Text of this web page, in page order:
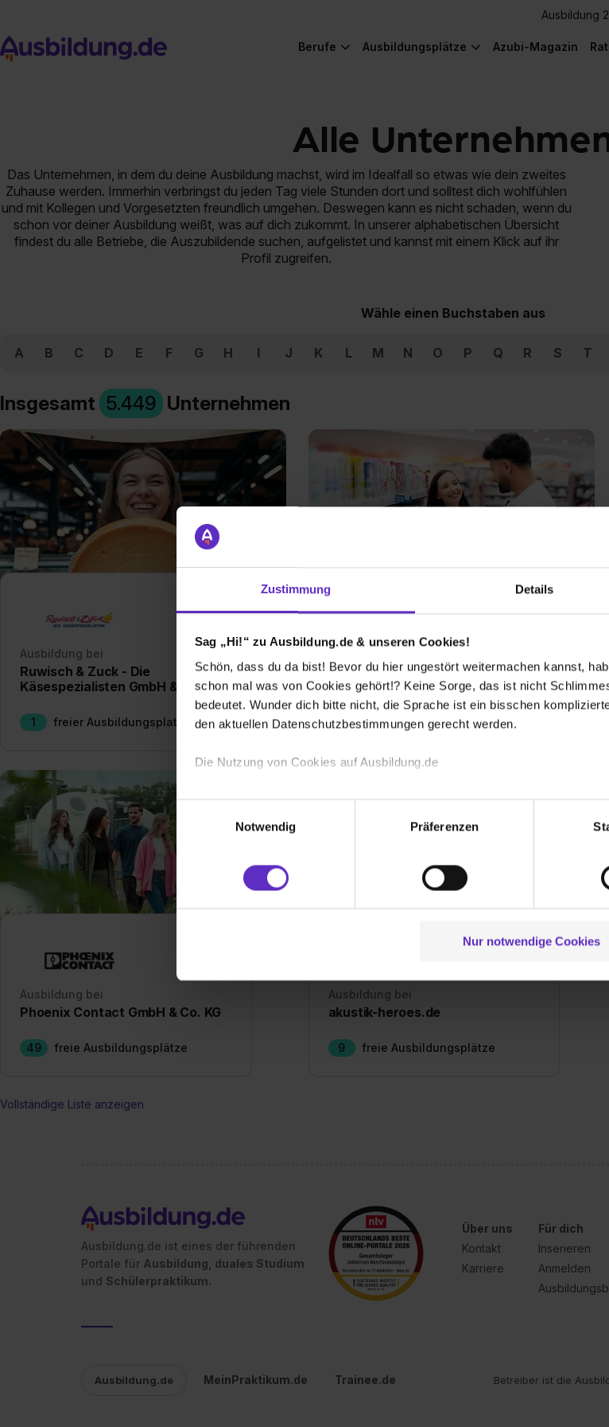
Zustimmung Details
Sag „Hi!“ zu Ausbildung.de & unseren Cookies!
Schön, dass du da bist! Bevor du hier ungestört weitermachen kannst,
schon mal was von Cookies gehört!? Keine Sorge, das ist nicht
bedeutet. Wunder dich bitte nicht, die Sprache ist ein bisschen
den aktuellen Datenschutzbestimmungen gerecht werden.
Die Nutzung von Cookies auf Ausbildung.de
Wir verwenden Cookies zur technischen Funktion unserer Webseite
Webseite getroffenen Einstellungen zu speichern ( „Präferenzen“), die
(„Statistiken“), um Informationen zu deiner Verwendung unserer Website
Partner führen diese Informationen möglicherweise mit weiteren Daten
zu. . In diesem Fall sowie bei der separaten Aktivierung von „Social Media
Erlaubnis hierfür kannst du auch später noch im Einzelfall bei dem
Verwendungszwecke zulassen, triff deine Auswahl über die Checkboxen
umfasst hierbei die Einwilligung zur Übermittlung deiner Daten in die USA
Notwendig
Präferenzen
Nur notwendige Cookies
Ausbildung
Berufe Ausbildungsplätze Azubi-Magazin
Alle
Das Unternehmen, in dem du deine Ausbildung machst, wird im Idealfall so etwas wie dein zweites
Zuhause werden. Immerhin verbringst du jeden Tag viele Stunden dort und solltest dich wohlfühlen
und mit Kollegen und Vorgesetzten freundlich umgehen. Deswegen kann es nicht schaden, wenn du
schon vor deiner Ausbildung weißt, was auf dich zukommt. In unserer alphabetischen Übersicht
findest du alle Betriebe, die Auszubildende suchen, aufgelistet und kannst mit einem Klick auf ihr
Profil zugreifen.
Wähle einen Buchstaben aus
A B C D E F G H I J K L M N O P Q R S T
Insgesamt 5.449 Unternehmen
Ausbildung bei
Ruwisch & Zuck - Die
Käsespezialisten GmbH & Co. KG
1 freier Ausbildungsplatz
Ausbildung bei
dm-drogerie markt GmbH + Co. KG
Zum Unternehmen
Ausbildung bei
Phoenix Contact GmbH & Co. KG
49 freie Ausbildungsplätze
Ausbildung bei
akustik-heroes.de
9 freie Ausbildungsplätze
Vollständige Liste anzeigen
Ausbildung.de ist eines der führenden
Portale für Ausbildung, duales Studium
und Schülerpraktikum.
Über uns
Kontakt
Karriere
Für dich
Inserieren
Anmelden
Ausbildung.de MeinPraktikum.de Trainee.de Betreiber ist die